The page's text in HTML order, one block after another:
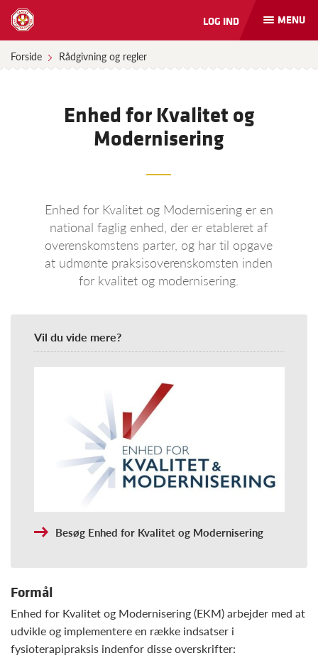
Åbn
og
MENU
LOG IND
Forside Rådgivning og regler
Enhed for Kvalitet og
Modernisering
Enhed for Kvalitet og Modernisering er en
national faglig enhed, der er etableret af
overenskomstens parter, og har til opgave
at udmønte praksisoverenskomsten inden
for kvalitet og modernisering.
Vil du vide mere?
Besøg Enhed for Kvalitet og Modernisering
Formål
Enhed for Kvalitet og Modernisering (EKM) arbejder med at
udvikle og implementere en række indsatser i
fysioterapipraksis indenfor disse overskrifter: